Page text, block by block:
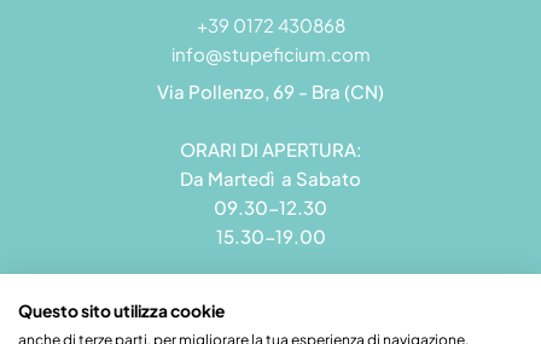
+39 0172 430868
info@stupeficium.com
Via Pollenzo, 69 - Bra (CN)
ORARI DI APERTURA:
Da Martedì a Sabato
09.30-12.30
15.30-19.00
Questo sito utilizza cookie
anche di terze parti, per migliorare la tua esperienza di navigazione.